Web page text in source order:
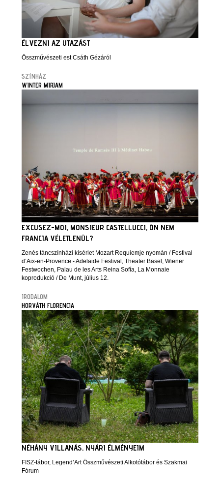
ÉLVEZNI AZ UTAZÁST
Összművészeti est Csáth Gézáról
SZÍNHÁZ
WINTER MIRJAM
EXCUSEZ-MOI, MONSIEUR CASTELLUCCI, ÖN NEM
FRANCIA VÉLETLENÜL?
Zenés táncszínházi kísérlet Mozart Requiemje nyomán / Festival
d’Aix-en-Provence - Adelaide Festival, Theater Basel, Wiener
Festwochen, Palau de les Arts Reina Sofía, La Monnaie
koprodukció / De Munt, július 12.
IRODALOM
HORVÁTH FLORENCIA
NÉHÁNY VILLANÁS, NYÁRI ÉLMÉNYEIM
FISZ-tábor, Legend’Art Összművészeti Alkotótábor és Szakmai
Fórum